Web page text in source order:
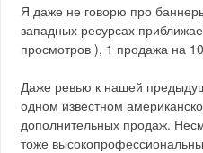
Я даже не говорю про
западных ресурсах
просмотров ), 1 продажа на
Даже ревью к нашей
одном известном
дополнительных продаж.
тоже